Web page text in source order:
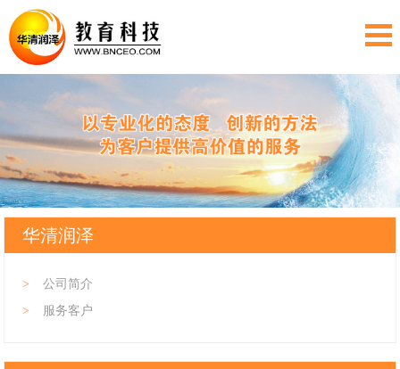
华清润泽
>
公司简介
>
服务客户